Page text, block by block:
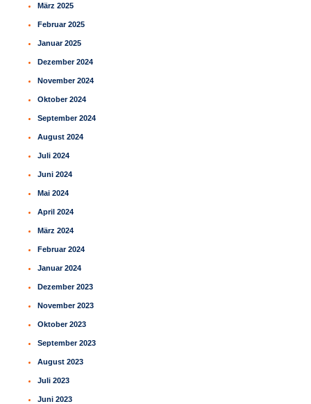
März 2025
Februar 2025
Januar 2025
Dezember 2024
November 2024
Oktober 2024
September 2024
August 2024
Juli 2024
Juni 2024
Mai 2024
April 2024
März 2024
Februar 2024
Januar 2024
Dezember 2023
November 2023
Oktober 2023
September 2023
August 2023
Juli 2023
Juni 2023